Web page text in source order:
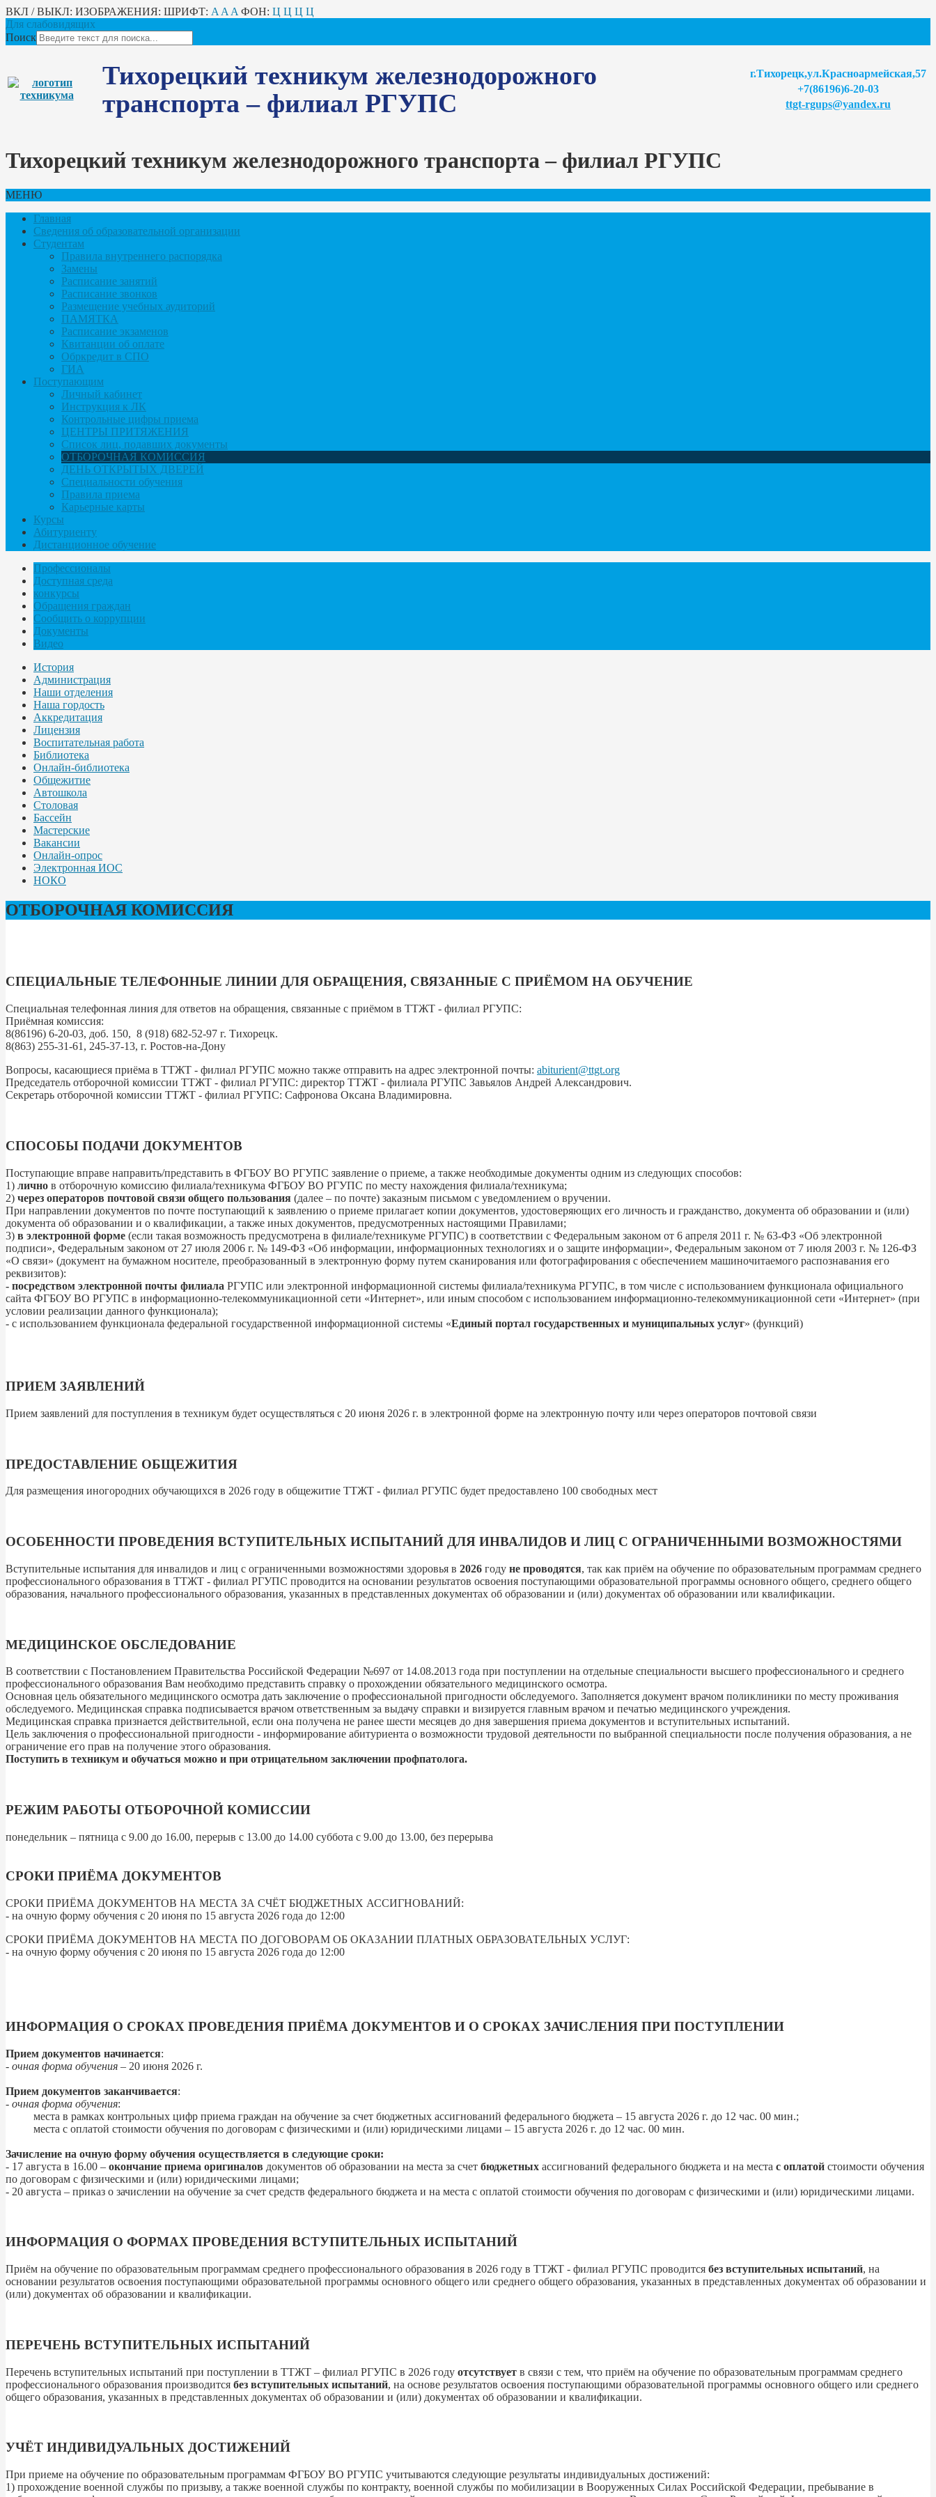
ВКЛ / ВЫКЛ: ИЗОБРАЖЕНИЯ: ШРИФТ: A A A ФОН: Ц Ц Ц Ц
Для слабовидящих
Поиск
Тихорецкий техникум железнодорожного
транспорта – филиал РГУПС
г.Тихорецк,ул.Красноармейская,57
+7(86196)6-20-03
ttgt-rgups@yandex.ru
Тихорецкий техникум железнодорожного транспорта – филиал РГУПС
МЕНЮ
Главная
Сведения об образовательной организации
Студентам
Правила внутреннего распорядка
Замены
Расписание занятий
Расписание звонков
Размещение учебных аудиторий
ПАМЯТКА
Расписание экзаменов
Квитанции об оплате
Обркредит в СПО
ГИА
Поступающим
Личный кабинет
Инструкция к ЛК
Контрольные цифры приема
ЦЕНТРЫ ПРИТЯЖЕНИЯ
Список лиц, подавших документы
ОТБОРОЧНАЯ КОМИССИЯ
ДЕНЬ ОТКРЫТЫХ ДВЕРЕЙ
Специальности обучения
Правила приема
Карьерные карты
Курсы
Абитуриенту
Дистанционное обучение
Профессионалы
Доступная среда
конкурсы
Обращения граждан
Сообщить о коррупции
Документы
Видео
История
Администрация
Наши отделения
Наша гордость
Аккредитация
Лицензия
Воспитательная работа
Библиотека
Онлайн-библиотека
Общежитие
Автошкола
Столовая
Бассейн
Мастерские
Вакансии
Онлайн-опрос
Электронная ИОС
НОКО
ОТБОРОЧНАЯ КОМИССИЯ
СПЕЦИАЛЬНЫЕ ТЕЛЕФОННЫЕ ЛИНИИ ДЛЯ ОБРАЩЕНИЯ, СВЯЗАННЫЕ С ПРИЁМОМ НА ОБУЧЕНИЕ
Специальная телефонная линия для ответов на обращения, связанные с приёмом в ТТЖТ - филиал РГУПС:
Приёмная комиссия:
8(86196) 6-20-03, доб. 150, 8 (918) 682-52-97 г. Тихорецк.
8(863) 255-31-61, 245-37-13, г. Ростов-на-Дону
Вопросы, касающиеся приёма в ТТЖТ - филиал РГУПС можно также отправить на адрес электронной почты: abiturient@ttgt.org
Председатель отборочной комиссии ТТЖТ - филиал РГУПС: директор ТТЖТ - филиала РГУПС Завьялов Андрей Александрович.
Секретарь отборочной комиссии ТТЖТ - филиал РГУПС: Сафронова Оксана Владимировна.
СПОСОБЫ ПОДАЧИ ДОКУМЕНТОВ
Поступающие вправе направить/представить в ФГБОУ ВО РГУПС заявление о приеме, а также необходимые документы одним из следующих способов:
1) лично в отборочную комиссию филиала/техникума ФГБОУ ВО РГУПС по месту нахождения филиала/техникума;
2) через операторов почтовой связи общего пользования (далее – по почте) заказным письмом с уведомлением о вручении.
При направлении документов по почте поступающий к заявлению о приеме прилагает копии документов, удостоверяющих его личность и гражданство, документа об образовании и (или)
документа об образовании и о квалификации, а также иных документов, предусмотренных настоящими Правилами;
3) в электронной форме (если такая возможность предусмотрена в филиале/техникуме РГУПС) в соответствии с Федеральным законом от 6 апреля 2011 г. № 63-ФЗ «Об электронной
подписи», Федеральным законом от 27 июля 2006 г. № 149-ФЗ «Об информации, информационных технологиях и о защите информации», Федеральным законом от 7 июля 2003 г. № 126-ФЗ
«О связи» (документ на бумажном носителе, преобразованный в электронную форму путем сканирования или фотографирования с обеспечением машиночитаемого распознавания его
реквизитов):
- посредством электронной почты филиала РГУПС или электронной информационной системы филиала/техникума РГУПС, в том числе с использованием функционала официального
сайта ФГБОУ ВО РГУПС в информационно-телекоммуникационной сети «Интернет», или иным способом с использованием информационно-телекоммуникационной сети «Интернет» (при
условии реализации данного функционала);
- с использованием функционала федеральной государственной информационной системы «Единый портал государственных и муниципальных услуг» (функций)
ПРИЕМ ЗАЯВЛЕНИЙ
Прием заявлений для поступления в техникум будет осуществляться с 20 июня 2026 г. в электронной форме на электронную почту или через операторов почтовой связи
ПРЕДОСТАВЛЕНИЕ ОБЩЕЖИТИЯ
Для размещения иногородних обучающихся в 2026 году в общежитие ТТЖТ - филиал РГУПС будет предоставлено 100 свободных мест
ОСОБЕННОСТИ ПРОВЕДЕНИЯ ВСТУПИТЕЛЬНЫХ ИСПЫТАНИЙ ДЛЯ ИНВАЛИДОВ И ЛИЦ С ОГРАНИЧЕННЫМИ ВОЗМОЖНОСТЯМИ
Вступительные испытания для инвалидов и лиц с ограниченными возможностями здоровья в 2026 году не проводятся, так как приём на обучение по образовательным программам среднего
профессионального образования в ТТЖТ - филиал РГУПС проводится на основании результатов освоения поступающими образовательной программы основного общего, среднего общего
образования, начального профессионального образования, указанных в представленных документах об образовании и (или) документах об образовании или квалификации.
МЕДИЦИНСКОЕ ОБСЛЕДОВАНИЕ
В соответствии с Постановлением Правительства Российской Федерации №697 от 14.08.2013 года при поступлении на отдельные специальности высшего профессионального и среднего
профессионального образования Вам необходимо представить справку о прохождении обязательного медицинского осмотра.
Основная цель обязательного медицинского осмотра дать заключение о профессиональной пригодности обследуемого. Заполняется документ врачом поликлиники по месту проживания
обследуемого. Медицинская справка подписывается врачом ответственным за выдачу справки и визируется главным врачом и печатью медицинского учреждения.
Медицинская справка признается действительной, если она получена не ранее шести месяцев до дня завершения приема документов и вступительных испытаний.
Цель заключения о профессиональной пригодности - информирование абитуриента о возможности трудовой деятельности по выбранной специальности после получения образования, а не
ограничение его прав на получение этого образования.
Поступить в техникум и обучаться можно и при отрицательном заключении профпатолога.
РЕЖИМ РАБОТЫ ОТБОРОЧНОЙ КОМИССИИ
понедельник – пятница с 9.00 до 16.00, перерыв с 13.00 до 14.00 суббота с 9.00 до 13.00, без перерыва
СРОКИ ПРИЁМА ДОКУМЕНТОВ
СРОКИ ПРИЁМА ДОКУМЕНТОВ НА МЕСТА ЗА СЧЁТ БЮДЖЕТНЫХ АССИГНОВАНИЙ:
- на очную форму обучения с 20 июня по 15 августа 2026 года до 12:00
СРОКИ ПРИЁМА ДОКУМЕНТОВ НА МЕСТА ПО ДОГОВОРАМ ОБ ОКАЗАНИИ ПЛАТНЫХ ОБРАЗОВАТЕЛЬНЫХ УСЛУГ:
- на очную форму обучения с 20 июня по 15 августа 2026 года до 12:00
ИНФОРМАЦИЯ О СРОКАХ ПРОВЕДЕНИЯ ПРИЁМА ДОКУМЕНТОВ И О СРОКАХ ЗАЧИСЛЕНИЯ ПРИ ПОСТУПЛЕНИИ
Прием документов начинается:
- очная форма обучения – 20 июня 2026 г.
Прием документов заканчивается:
- очная форма обучения:
места в рамках контрольных цифр приема граждан на обучение за счет бюджетных ассигнований федерального бюджета – 15 августа 2026 г. до 12 час. 00 мин.;
места с оплатой стоимости обучения по договорам с физическими и (или) юридическими лицами – 15 августа 2026 г. до 12 час. 00 мин.
Зачисление на очную форму обучения осуществляется в следующие сроки:
- 17 августа в 16.00 – окончание приема оригиналов документов об образовании на места за счет бюджетных ассигнований федерального бюджета и на места с оплатой стоимости обучения
по договорам с физическими и (или) юридическими лицами;
- 20 августа – приказ о зачислении на обучение за счет средств федерального бюджета и на места с оплатой стоимости обучения по договорам с физическими и (или) юридическими лицами.
ИНФОРМАЦИЯ О ФОРМАХ ПРОВЕДЕНИЯ ВСТУПИТЕЛЬНЫХ ИСПЫТАНИЙ
Приём на обучение по образовательным программам среднего профессионального образования в 2026 году в ТТЖТ - филиал РГУПС проводится без вступительных испытаний, на
основании результатов освоения поступающими образовательной программы основного общего или среднего общего образования, указанных в представленных документах об образовании и
(или) документах об образовании и квалификации.
ПЕРЕЧЕНЬ ВСТУПИТЕЛЬНЫХ ИСПЫТАНИЙ
Перечень вступительных испытаний при поступлении в ТТЖТ – филиал РГУПС в 2026 году отсутствует в связи с тем, что приём на обучение по образовательным программам среднего
профессионального образования производится без вступительных испытаний, на основе результатов освоения поступающими образовательной программы основного общего или среднего
общего образования, указанных в представленных документах об образовании и (или) документах об образовании и квалификации.
УЧЁТ ИНДИВИДУАЛЬНЫХ ДОСТИЖЕНИЙ
При приеме на обучение по образовательным программам ФГБОУ ВО РГУПС учитываются следующие результаты индивидуальных достижений:
1) прохождение военной службы по призыву, а также военной службы по контракту, военной службы по мобилизации в Вооруженных Силах Российской Федерации, пребывание в